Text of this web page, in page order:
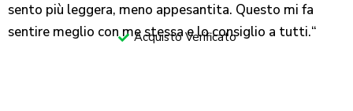
sento più leggera, meno appesantita. Questo mi fa
sentire meglio con me stessa e lo consiglio a tutti.“
Acquisto Verificato